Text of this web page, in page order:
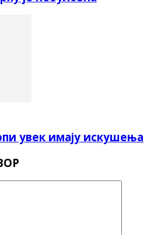
увек имају искушења